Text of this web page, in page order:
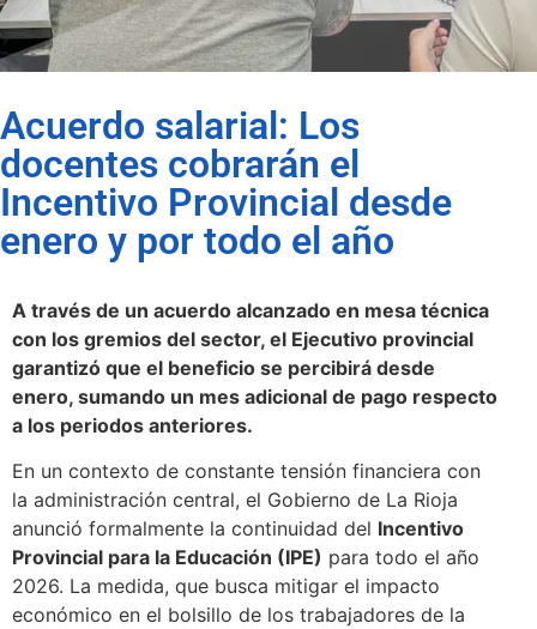
Acuerdo salarial: Los
docentes cobrarán el
Incentivo Provincial desde
enero y por todo el año
A través de un acuerdo alcanzado en mesa técnica
con los gremios del sector, el Ejecutivo provincial
garantizó que el beneficio se percibirá desde
enero, sumando un mes adicional de pago respecto
a los periodos anteriores.
En un contexto de constante tensión financiera con
la administración central, el Gobierno de La Rioja
anunció formalmente la continuidad del Incentivo
Provincial para la Educación (IPE) para todo el año
2026. La medida, que busca mitigar el impacto
económico en el bolsillo de los trabajadores de la